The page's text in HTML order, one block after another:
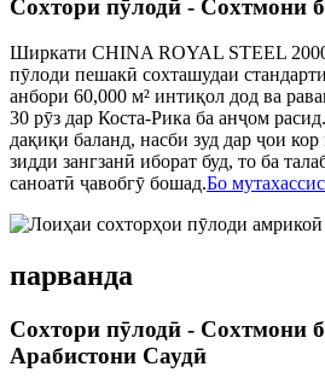
Сохтори пӯлодӣ - Сохтмони
Ширкати CHINA ROYAL STEEL
пӯлоди пешакӣ сохташудаи
анбори 60,000 м² интиқол дод ва
30 рӯз дар Коста-Рика ба анҷом
дақиқи баланд, насби зуд дар ҷои
зидди зангзанӣ иборат буд, то ба
саноатӣ ҷавобгӯ бошад.Бо
парванда
Сохтори пӯлодӣ - Сохтмони
Арабистони Саудӣ